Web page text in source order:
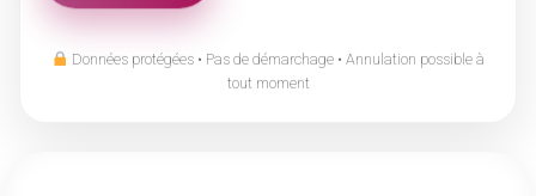
Données protégées • Pas de démarchage • Annulation possible à
tout moment